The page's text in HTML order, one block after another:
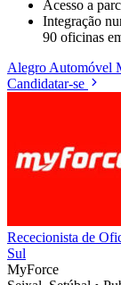
Acesso a
Integração
90 oficinas
Alegro Automóvel
Candidatar-se
Rececionista de
Sul
MyForce